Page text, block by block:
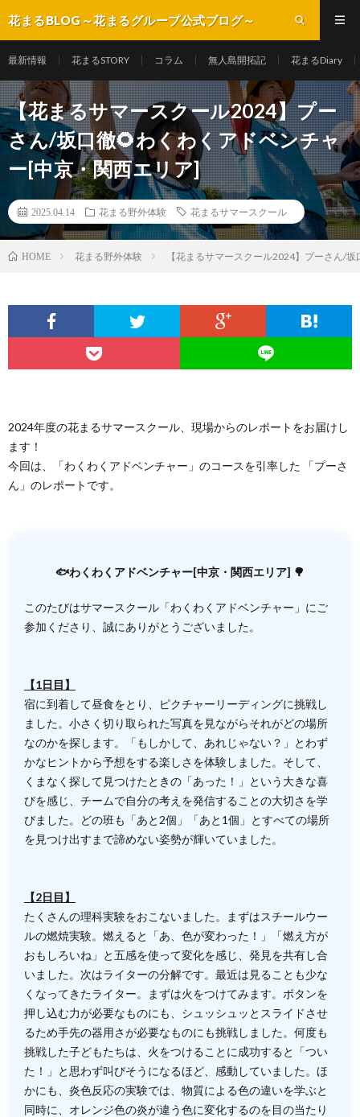
花まるBLOG～花まるグループ公式ブログ～
最新情報 花まるSTORY コラム 無人島開拓記 花まるDiary
【花まるサマースクール2024】プー
さん/坂口徹🌻わくわくアドベンチャ
ー[中京・関西エリア]
2025.04.14 花まる野外体験 花まるサマースクール
HOME 花まる野外体験 【花まるサマースクール2024】プーさん/
2024年度の花まるサマースクール、現場からのレポートをお届けし
ます！
今回は、「わくわくアドベンチャー」のコースを引率した 「プーさ
ん」のレポートです。
🐟わくわくアドベンチャー[中京・関西エリア] 🌳
このたびはサマースクール「わくわくアドベンチャー」にご
参加くださり、誠にありがとうございました。
【1日目】
宿に到着して昼食をとり、ピクチャーリーディングに挑戦し
ました。小さく切り取られた写真を見ながらそれがどの場所
なのかを探します。「もしかして、あれじゃない？」とわず
かなヒントから予想をする楽しさを体験しました。そして、
くまなく探して見つけたときの「あった！」という大きな喜
びを感じ、チームで自分の考えを発信することの大切さを学
びました。どの班も「あと2個」「あと1個」とすべての場所
を見つけ出すまで諦めない姿勢が輝いていました。
【2日目】
たくさんの理科実験をおこないました。まずはスチールウー
ルの燃焼実験。燃えると「あ、色が変わった！」「燃え方が
おもしろいね」と五感を使って変化を感じ、発見を共有し合
いました。次はライターの分解です。最近は見ることも少な
くなってきたライター。まずは火をつけてみます。ボタンを
押し込む力が必要なものにも、シュッシュッとスライドさせ
るため手先の器用さが必要なものにも挑戦しました。何度も
挑戦した子どもたちは、火をつけることに成功すると「つい
た！」と思わず叫びそうになるほど、感動していました。ほ
かにも、炎色反応の実験では、物質による色の違いを学ぶと
同時に、オレンジ色の炎が違う色に変化するのを目の当たり